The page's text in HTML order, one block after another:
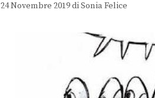
24 Novembre 2019diSonia Felice